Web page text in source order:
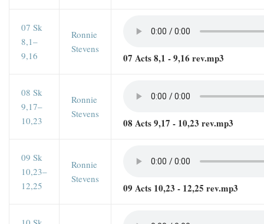
07 Sk
8,1–
9,16
Ronnie
Stevens
07 Acts 8,1 - 9,16 rev.mp3
08 Sk
9,17–
10,23
Ronnie
Stevens
08 Acts 9,17 - 10,23 rev.mp3
09 Sk
10,23–
12,25
Ronnie
Stevens
09 Acts 10,23 - 12,25 rev.mp3